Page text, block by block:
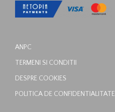
ANPC
TERMENI SI CONDITII
DESPRE COOKIES
POLITICA DE CONFIDENTIALITATE